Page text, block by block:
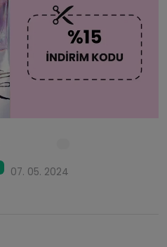
07. 05. 2024